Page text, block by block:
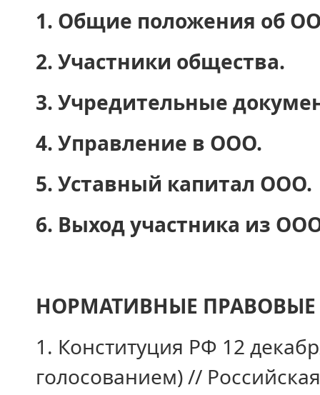
1. Общие положения об
2. Участники общества.
3. Учредительные
4. Управление в ООО.
5. Уставный капитал ООО.
6. Выход участника из
НОРМАТИВНЫЕ ПРАВОВЫЕ
1. Конституция РФ 12
голосованием) //